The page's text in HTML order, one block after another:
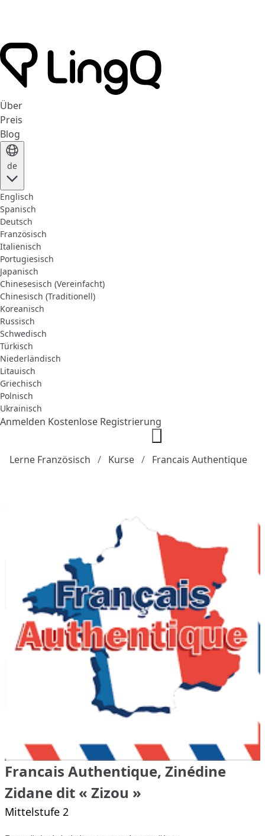
Über
Preis
Blog
de
Englisch
Spanisch
Deutsch
Französisch
Italienisch
Portugiesisch
Japanisch
Chinesesisch (Vereinfacht)
Chinesisch (Traditionell)
Koreanisch
Russisch
Schwedisch
Türkisch
Niederländisch
Litauisch
Griechisch
Polnisch
Ukrainisch
Anmelden Kostenlose Registrierung
Lerne Französisch Kurse Francais Authentique
Francais Authentique, Zinédine
Zidane dit « Zizou »
Mittelstufe 2